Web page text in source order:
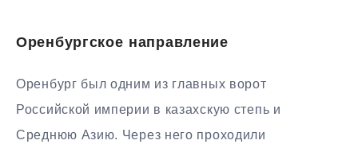
Оренбургское направление
Оренбург был одним из главных ворот
Российской империи в казахскую степь и
Среднюю Азию. Через него проходили